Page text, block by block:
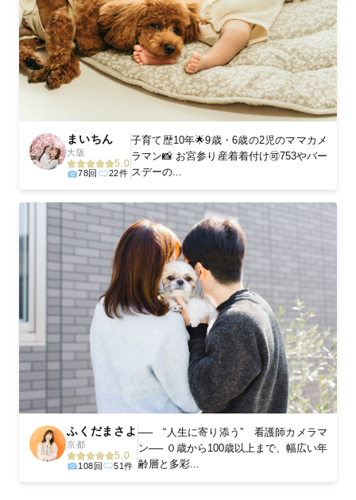
まいちん
大阪
5.0
78回 22件
子育て歴10年🌟9歳・6歳の2児のママカメ
ラマン📸 お宮参り産着着付け🉑753やバー
スデーの...
ふくだまさよ
京都
5.0
108回 51件
── “人生に寄り添う” 看護師カメラマ
ン── ０歳から100歳以上まで、幅広い年
齢層と多彩...